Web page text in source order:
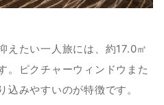
えたい一人旅には、約17.0㎡
。ピクチャーウィンドウまた
みやすいのが特徴です。